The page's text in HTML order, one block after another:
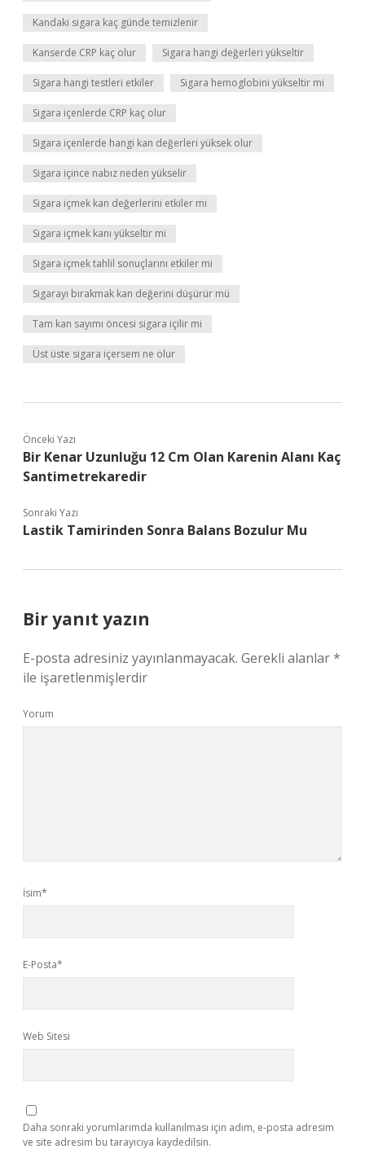
Kandaki sigara kaç günde temizlenir
Kanserde CRP kaç olur Sigara hangi değerleri yükseltir
Sigara hangi testleri etkiler Sigara hemoglobini yükseltir mi
Sigara içenlerde CRP kaç olur
Sigara içenlerde hangi kan değerleri yüksek olur
Sigara içince nabız neden yükselir
Sigara içmek kan değerlerini etkiler mi
Sigara içmek kanı yükseltir mi
Sigara içmek tahlil sonuçlarını etkiler mi
Sigarayı bırakmak kan değerini düşürür mü
Tam kan sayımı öncesi sigara içilir mi
Üst üste sigara içersem ne olur
Önceki Yazı
Bir Kenar Uzunluğu 12 Cm Olan Karenin Alanı Kaç
Santimetrekaredir
Sonraki Yazı
Lastik Tamirinden Sonra Balans Bozulur Mu
Bir yanıt yazın
E-posta adresiniz yayınlanmayacak. Gerekli alanlar*
ile işaretlenmişlerdir
Yorum
İsim*
E-Posta*
Web Sitesi
Daha sonraki yorumlarımda kullanılması için adım, e-posta adresim
ve site adresim bu tarayıcıya kaydedilsin.